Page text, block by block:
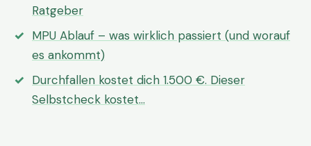
Ratgeber
MPU Ablauf – was wirklich passiert (und worauf
es ankommt)
Durchfallen kostet dich 1.500 €. Dieser
Selbstcheck kostet…